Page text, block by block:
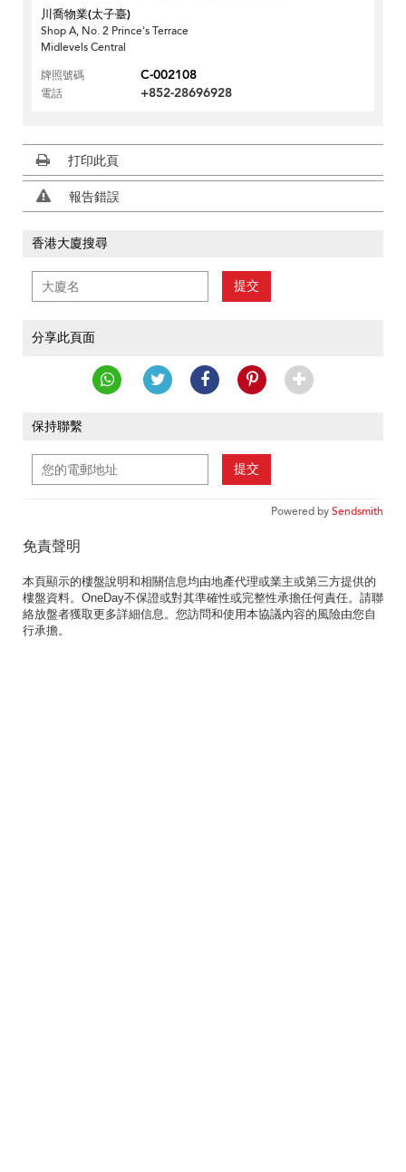
川喬物業(太子臺)
Shop A, No. 2 Prince's Terrace
Midlevels Central
牌照號碼
C-002108
電話 +852-28696928
打印此頁
報告錯誤
香港大廈搜尋
提交
分享此頁面
保持聯繫
提交
Powered bySendsmith
免責聲明
本頁顯示的樓盤說明和相關信息均由地產代理或業主或第三方提供的
樓盤資料。OneDay不保證或對其準確性或完整性承擔任何責任。請聯
絡放盤者獲取更多詳細信息。您訪問和使用本協議內容的風險由您自
行承擔。